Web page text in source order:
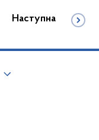
Наступна